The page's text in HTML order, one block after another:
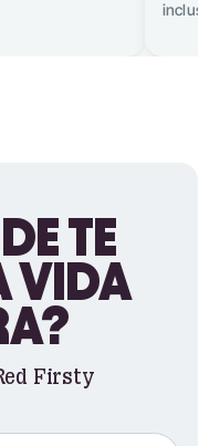
incluso
TE
VIDA
Firsty